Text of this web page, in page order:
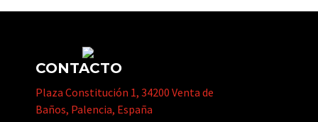
CONTACTO
Plaza Constitución 1, 34200 Venta de
Baños, Palencia, España